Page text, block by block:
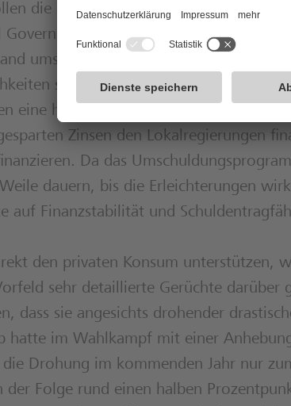
die hochverschuldeten
Finance Vehicles (LGFV)
umstrukturieren. LGFV’s sind dem
stammen aus einer Zeit, als
eine hohe Zinslast. Nach Aussage der
Zinsen den Lokalregierungen
Da das
dauern, bis die Erleichterungen
auf Finanzstabilität und
den privaten Konsum unterstützen,
sehr detaillierte Gerüchte darüber
dass sie angesichts drohender
hatte im Wahlkampf mit einer
Drohung im kommenden Jahr nur
der Folge rund einen halben